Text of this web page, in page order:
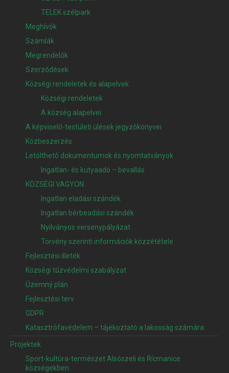
TELEK szélpark
Meghívók
Számlák
Megrendelők
Szerződések
Községi rendeletek és alapelvek
Községi rendeletek
A község alapelvei
A képviselő-testületi ülések jegyzőkönyvei
Közbeszerzés
Letölthető dokumentumok és nyomtatványok
Ingatlan- és kutyaadó – bevallás
KÖZSÉGI VAGYON
Ingatlan eladási szándék
Ingatlan bérbeadási szándék
Nyilványos versenypályázat
Törvény szerinti információk közzététele
Fejlesztési illeték
Községi tűzvédelmi szabályzat
Územný plán
Fejlesztési terv
GDPR
Katasztrófavédelem – tájékoztató a lakosság számára
Projektek
Sport-kultúra-természet Alsószeli és Řícmanice
községekben